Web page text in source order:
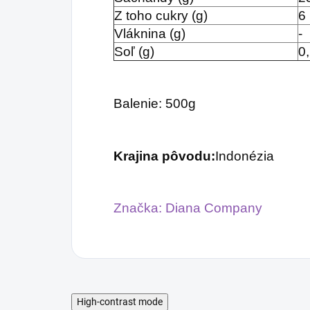
Z toho cukry (g)
6
Vláknina (g)
-
Soľ (g)
Balenie: 500g
Krajina pôvodu:Indonézia
Značka: Diana Company
High-contrast mode